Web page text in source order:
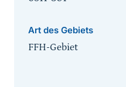
Art des Gebiets
FFH-Gebiet